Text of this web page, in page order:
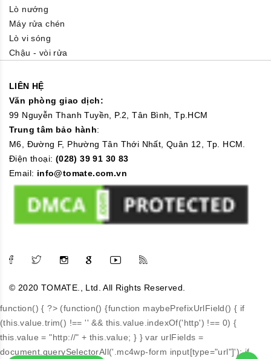
Lò nướng
Máy rửa chén
Lò vi sóng
Chậu - vòi rửa
LIÊN HỆ
Văn phòng giao dịch:
99 Nguyễn Thanh Tuyền, P.2, Tân Bình, Tp.HCM
Trung tâm bảo hành:
M6, Đường F, Phường Tân Thới Nhất, Quân 12, Tp. HCM.
Điện thoại: (028) 39 91 30 83
Email: info@tomate.com.vn
© 2020 TOMATE., Ltd. All Rights Reserved.
function() { ?> (function() {function maybePrefixUrlField() { if
(this.value.trim() !== '' && this.value.indexOf('http') !== 0) {
this.value = "http://" + this.value; } } var urlFields =
document.querySelectorAll('.mc4wp-form input[type="url"]'); if